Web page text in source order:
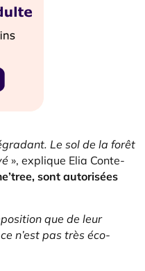
Le sol de la forêt
», explique Elia Conte-
sont autorisées
que de leur
n’est pas très éco-